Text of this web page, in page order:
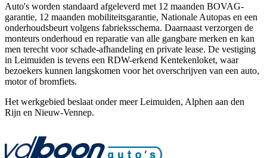
Auto's worden standaard afgeleverd met 12 maanden BOVAG-
garantie, 12 maanden mobiliteitsgarantie, Nationale Autopas en een
onderhoudsbeurt volgens fabrieksschema. Daarnaast verzorgen de
monteurs onderhoud en reparatie van alle gangbare merken en kan
men terecht voor schade-afhandeling en private lease. De vestiging
in Leimuiden is tevens een RDW-erkend Kentekenloket, waar
bezoekers kunnen langskomen voor het overschrijven van een auto,
motor of bromfiets.
Het werkgebied beslaat onder meer Leimuiden, Alphen aan den
Rijn en Nieuw-Vennep.